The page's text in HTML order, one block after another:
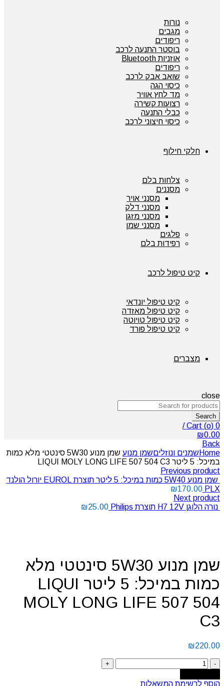
נורות
מגבים
ריפודים
בוסטר התנעה לרכב
אוזניות Bluetooth
ריפודים
שואב אבק לרכב
כיסוי הגה
מד לחץ אוויר
רצועות קשירה
כבלי התנעה
כיסוי חיצוני לרכב
חלקי חילוף
צלחות בלם
מסננים
מסנני אויר
מסנני דלק
מסנני מזגן
מסנני שמן
פלגים
רפידות בלם
קיט טיפול לרכב
קיט טיפול יונדאי
קיט טיפול מאזדה
קיט טיפול טויוטה
קיט טיפול פורד
מצברים
close
Search
Cart (o) 0
/
₪0.00
Back
Home שמנים ונוזליםשמן מנוע
שמן מנוע 5W30 סינטטי מלא כמות
במיכל: 5 ליטר LIQUI MOLY LONG LIFE 507 504 C3
Previous product
שמן מנוע 5W40 כמות במיכל: 5 ליטר תוצרת EUROL יורול הולנד
PLX
₪170.00
Next product
נורה הלוגן H7 12V תוצרת Philips
₪25.00
שמן מנוע 5W30 סינטטי מלא
כמות במיכל: 5 ליטר LIQUI
MOLY LONG LIFE 507 504
C3
₪220.00
הוסף לרשימת המשאלות